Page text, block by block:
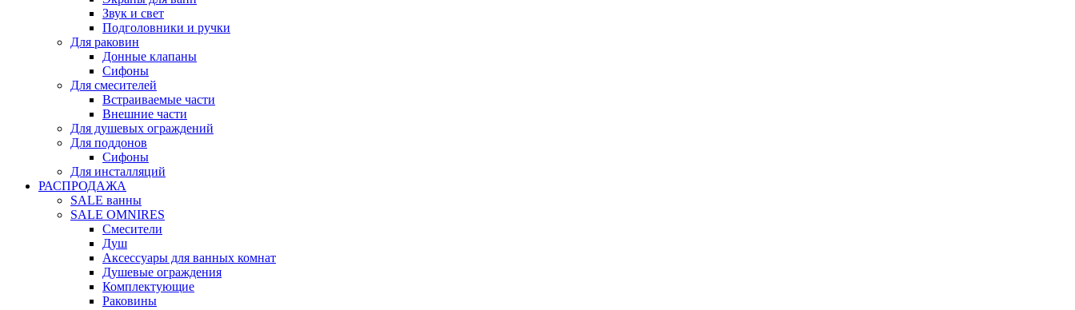
Звук и свет
Подголовники и ручки
Для раковин
Донные клапаны
Сифоны
Для смесителей
Встраиваемые части
Внешние части
Для душевых ограждений
Для поддонов
Сифоны
Для инсталляций
РАСПРОДАЖА
SALE ванны
SALE OMNIRES
Смесители
Душ
Аксессуары для ванных комнат
Душевые ограждения
Комплектующие
Раковины